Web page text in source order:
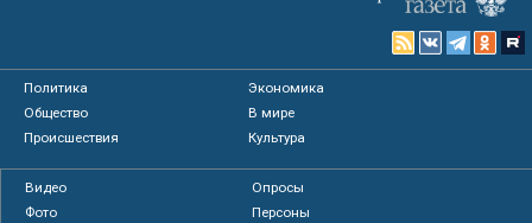
Политика
Экономика
Общество
В мире
Происшествия
Культура
Видео
Опросы
Фото
Персоны